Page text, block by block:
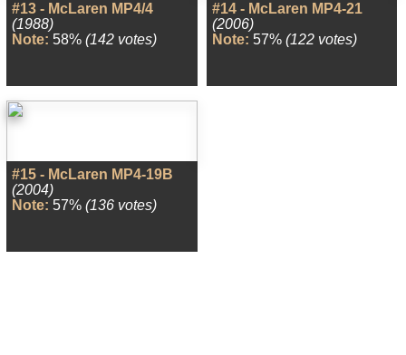
#13 - McLaren MP4/4
(1988)
Note: 58% (142 votes)
#14 - McLaren MP4-21
(2006)
Note: 57% (122 votes)
#15 - McLaren MP4-19B
(2004)
Note: 57% (136 votes)